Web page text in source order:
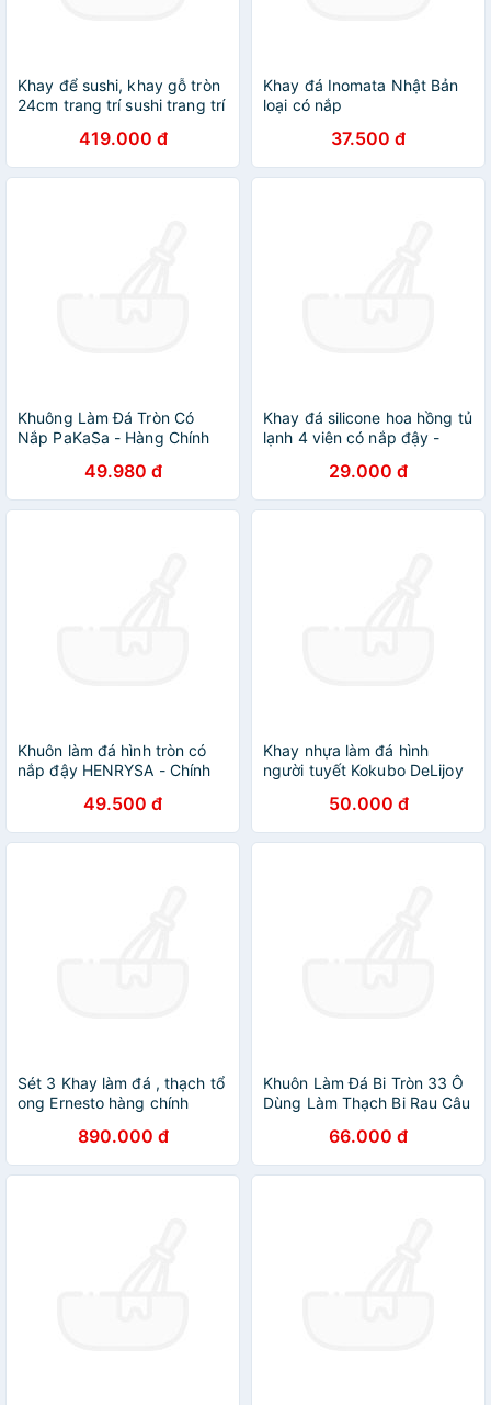
Khay để sushi, khay gỗ tròn
24cm trang trí sushi trang trí
419.000 đ
Khay đá Inomata Nhật Bản
loại có nắp
37.500 đ
Khuông Làm Đá Tròn Có
Nắp PaKaSa - Hàng Chính
49.980 đ
Khay đá silicone hoa hồng tủ
lạnh 4 viên có nắp đậy -
hình cao cấp - Hàng Loại 1 -
Chính Hãng MINIIN - Giao
màu ngẫu nhiên
29.000 đ
Khuôn làm đá hình tròn có
nắp đậy HENRYSA - Chính
49.500 đ
Khay nhựa làm đá hình
người tuyết Kokubo DeLijoy
50.000 đ
Sét 3 Khay làm đá , thạch tổ
ong Ernesto hàng chính
890.000 đ
Khuôn Làm Đá Bi Tròn 33 Ô
Dùng Làm Thạch Bi Rau Câu
66.000 đ